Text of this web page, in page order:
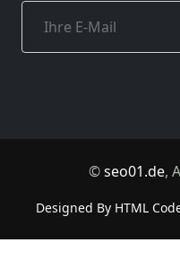
©seo01.de,
Designed By HTML